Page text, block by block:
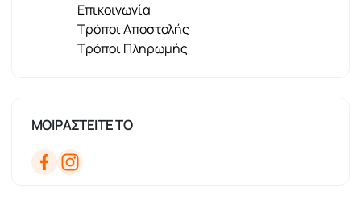
Επικοινωνία
Τρόποι Αποστολής
Τρόποι Πληρωμής
ΜΟΙΡΑΣΤΕΙΤΕ ΤΟ